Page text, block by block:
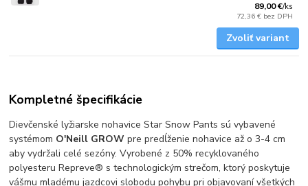
89,00 €/ks
72,36 € bez DPH
Zvoliť variant
Kompletné špecifikácie
Dievčenské lyžiarske nohavice Star Snow Pants sú vybavené
systémom O'Neill GROW pre predĺženie nohavice až o 3-4 cm
aby vydržali celé sezóny. Vyrobené z 50% recyklovaného
polyesteru Repreve® s technologickým strečom, ktorý poskytuje
vášmu mladému jazdcovi slobodu pohybu pri objavovaní všetkých